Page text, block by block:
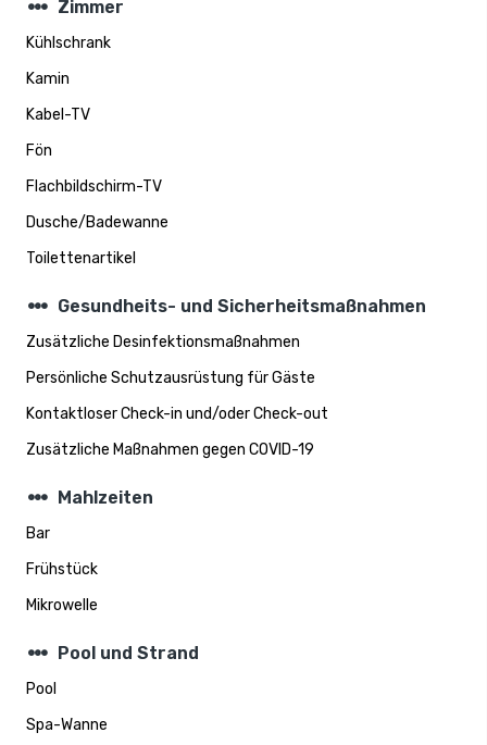
steppers Zimmer
Kühlschrank
Kamin
Kabel-TV
Fön
Flachbildschirm-TV
Dusche/Badewanne
Toilettenartikel
steppers Gesundheits- und Sicherheitsmaßnahmen
Zusätzliche Desinfektionsmaßnahmen
Persönliche Schutzausrüstung für Gäste
Kontaktloser Check-in und/oder Check-out
Zusätzliche Maßnahmen gegen COVID-19
steppers Mahlzeiten
Bar
Frühstück
Mikrowelle
steppers Pool und Strand
Pool
Spa-Wanne